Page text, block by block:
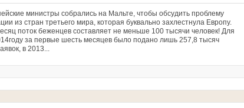
министры собрались на Мальте, чтобы обсудить проблему
из стран третьего мира, которая буквально захлестнула Европу.
поток беженцев составляет не меньше 100 тысячи человек! Для
за первые шесть месяцев было подано лишь 257,8 тысяч
в 2013...